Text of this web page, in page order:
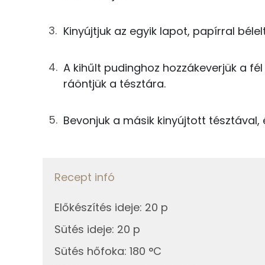
0gszódabikarbóna
63gmargarin
14gtojás
15gtejföl
125gtej
50gcukor
23gvaníliás pudingpor
Foszfor
Magnézium
Zsír
Összesen
Kinyújtjuk az egyik lapot, papírral
A kihűlt pudinghoz hozzákeverjük a
ráöntjük a tésztára.
Bevonjuk a másik kinyújtott tésztával,
Recept infó
Előkészítés ideje: 20 p
Sütés ideje: 20 p
Sütés hőfoka: 180 °C